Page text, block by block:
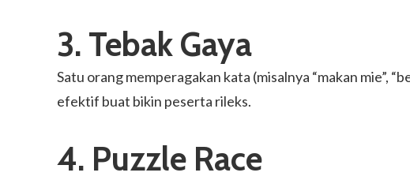
3. Tebak Gaya
Satu orang memperagakan kata (misalnya “makan mie”,
efektif buat bikin peserta rileks.
4. Puzzle Race